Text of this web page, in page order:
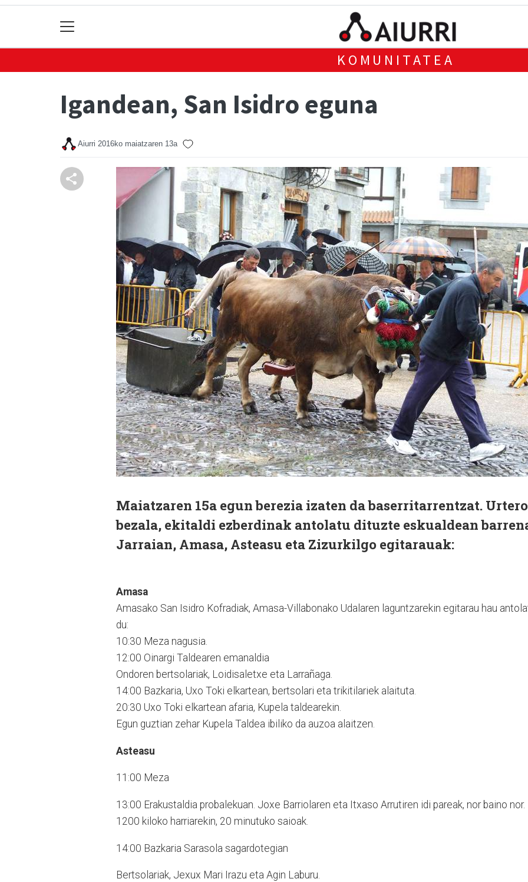
KOMUNITATEA
Igandean, San Isidro eguna
Aiurri 2016ko maiatzaren 13a
Maiatzaren 15a egun berezia izaten da baserritarrentzat. Urtero
bezala, ekitaldi ezberdinak antolatu dituzte eskualdean
Jarraian, Amasa, Asteasu eta Zizurkilgo egitarauak:
Amasa
Amasako San Isidro Kofradiak, Amasa-Villabonako Udalaren laguntzarekin egitarau hau
du:
10:30 Meza nagusia.
12:00 Oinargi Taldearen emanaldia
Ondoren bertsolariak, Loidisaletxe eta Larrañaga.
14:00 Bazkaria, Uxo Toki elkartean, bertsolari eta trikitilariek alaituta.
20:30 Uxo Toki elkartean afaria, Kupela taldearekin.
Egun guztian zehar Kupela Taldea ibiliko da auzoa alaitzen.
Asteasu
11:00 Meza
13:00 Erakustaldia probalekuan. Joxe Barriolaren eta Itxaso Arrutiren idi pareak, nor baino nor.
1200 kiloko harriarekin, 20 minutuko saioak.
14:00 Bazkaria Sarasola sagardotegian
Bertsolariak, Jexux Mari Irazu eta Agin Laburu.